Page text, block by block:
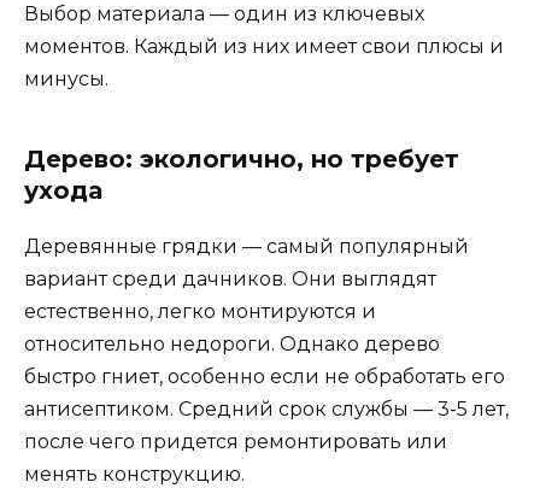
Выбор материала — один из ключевых
моментов. Каждый из них имеет свои плюсы и
минусы.
Дерево: экологично, но требует
ухода
Деревянные грядки — самый популярный
вариант среди дачников. Они выглядят
естественно, легко монтируются и
относительно недороги. Однако дерево
быстро гниет, особенно если не обработать его
антисептиком. Средний срок службы — 3-5 лет,
после чего придется ремонтировать или
менять конструкцию.